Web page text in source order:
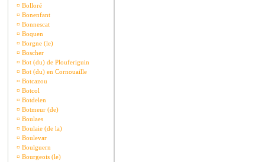
¤ Bolloré
¤ Bonenfant
¤ Bonnescat
¤ Boquen
¤ Borgne (le)
¤ Boscher
¤ Bot (du) de Plouferiguin
¤ Bot (du) en Cornouaille
¤ Botcazou
¤ Botcol
¤ Botdelen
¤ Botmeur (de)
¤ Boulaes
¤ Boulaie (de la)
¤ Boulevar
¤ Boulguern
¤ Bourgeois (le)